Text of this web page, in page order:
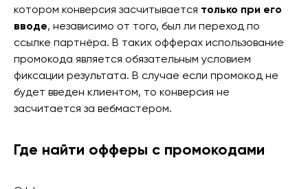
котором конверсия засчитывается только при его
вводе, независимо от того, был ли переход по
ссылке партнёра. В таких офферах использование
промокода является обязательным условием
фиксации результата. В случае если промокод не
будет введен клиентом, то конверсия не
засчитается за вебмастером.
Где найти офферы с промокодами